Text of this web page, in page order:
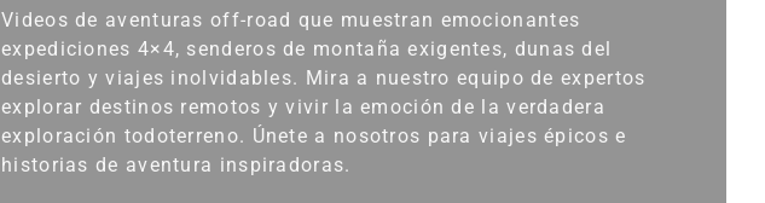
Videos de aventuras off-road que muestran emocionantes
expediciones 4×4, senderos de montaña exigentes, dunas del
desierto y viajes inolvidables. Mira a nuestro equipo de expertos
explorar destinos remotos y vivir la emoción de la verdadera
exploración todoterreno. Únete a nosotros para viajes épicos e
historias de aventura inspiradoras.